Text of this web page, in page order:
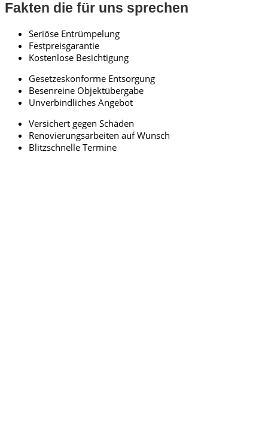
Fakten die für uns sprechen
Seriöse Entrümpelung
Festpreisgarantie
Kostenlose Besichtigung
Gesetzeskonforme Entsorgung
Besenreine Objektübergabe
Unverbindliches Angebot
Versichert gegen Schäden
Renovierungsarbeiten auf Wunsch
Blitzschnelle Termine